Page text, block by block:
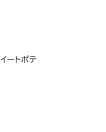
ートポテ